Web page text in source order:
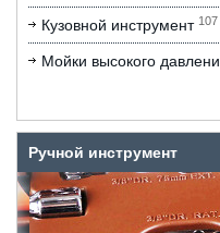
Кузовной инструмент 107
Мойки высокого
Ручной инструмент